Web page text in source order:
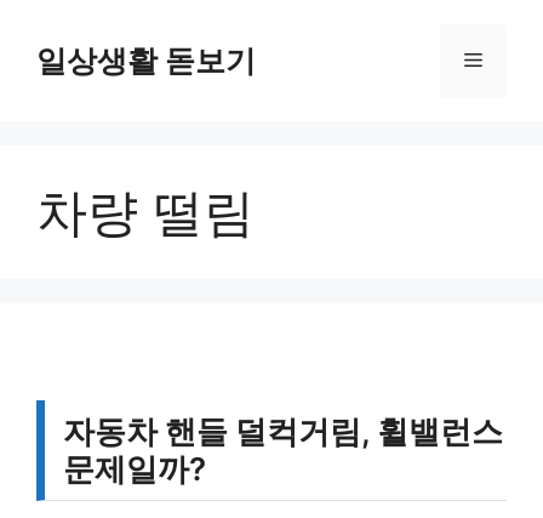
일상생활 돋보기 메
차량 떨림
자동차 핸들 덜컥거림, 휠밸런스
문제일까?